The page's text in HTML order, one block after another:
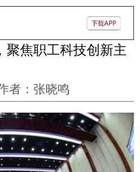
聚焦职工科技创新主
者：张晓鸣